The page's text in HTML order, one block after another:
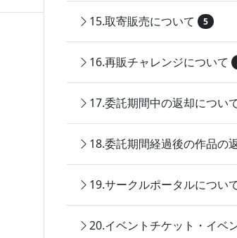
15.取寄販売について 5
16.再販チャレンジについて
17.委託期間中の返却につい
18.委託期間経過後の作品の
19.サークルポータルについ
20.イベントチケット・イベ